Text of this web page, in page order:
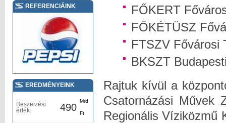
REFERENCIÁINK
EREDMÉNYEINK
Beszerzési
érték:
490
Mrd
Ft
FŐKERT
FŐKÉTÜSZ
FTSZV Fővárosi
BKSZT
Rajtuk kívül a
Csatornázási Művek
Regionális Víziközmű